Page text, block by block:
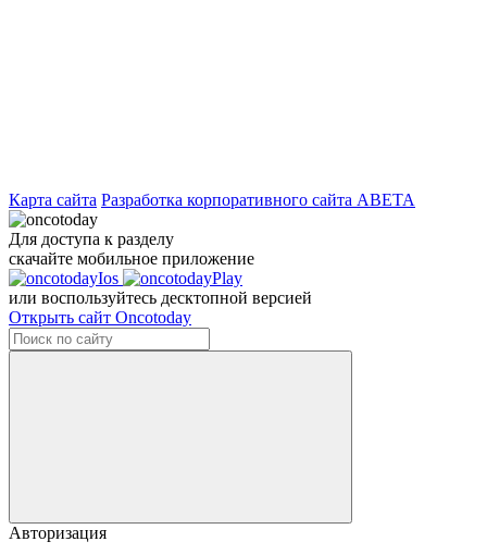
Карта сайта Разработка корпоративного сайта ABETA
Для доступа к разделу
скачайте мобильное приложение
или воспользуйтесь десктопной версией
Открыть сайт Oncotoday
Авторизация